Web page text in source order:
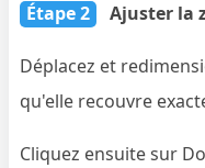
Étape 2 Ajuster la
Déplacez et
qu'elle recouvre
Cliquez ensuite sur